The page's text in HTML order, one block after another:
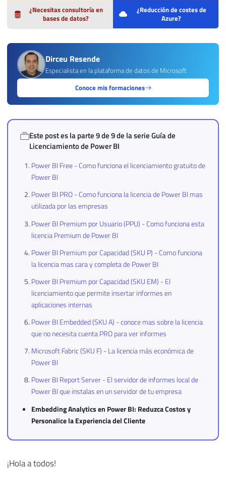
¿Necesitas consultoría en
bases de datos?
¿Reducción de costes de
Azure?
Dirceu Resende
Especialista en la plataforma de datos de Microsoft
Conoce mis formaciones
Este post es la parte 9 de 9 de la serieGuía de
Licenciamiento de Power BI
Power BI Free - Como funciona el licenciamiento gratuito de
Power BI
Power BI PRO - Como funciona la licencia de Power BI mas
utilizada por las empresas
Power BI Premium por Usuario (PPU) - Como funciona esta
licencia Premium de Power BI
Power BI Premium por Capacidad (SKU P) - Como funciona
la licencia mas cara y completa de Power BI
Power BI Premium por Capacidad (SKU EM) - El
licenciamiento que permite insertar informes en
aplicaciones internas
Power BI Embedded (SKU A) - conoce mas sobre la licencia
que no necesita cuenta PRO para ver informes
Microsoft Fabric (SKU F) - La licencia más económica de
Power BI
Power BI Report Server - El servidor de informes local de
Power BI que instalas en un servidor de tu empresa
Embedding Analytics en Power BI: Reduzca Costos y
Personalice la Experiencia del Cliente
¡Hola a todos!